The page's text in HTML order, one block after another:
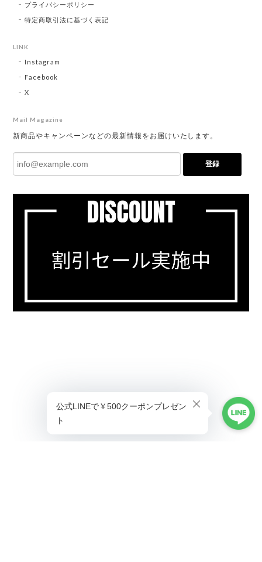
プライバシーポリシー
特定商取引法に基づく表記
LINK
Instagram
Facebook
X
Mail Magazine
新商品やキャンペーンなどの最新情報をお届けいたします。
登録